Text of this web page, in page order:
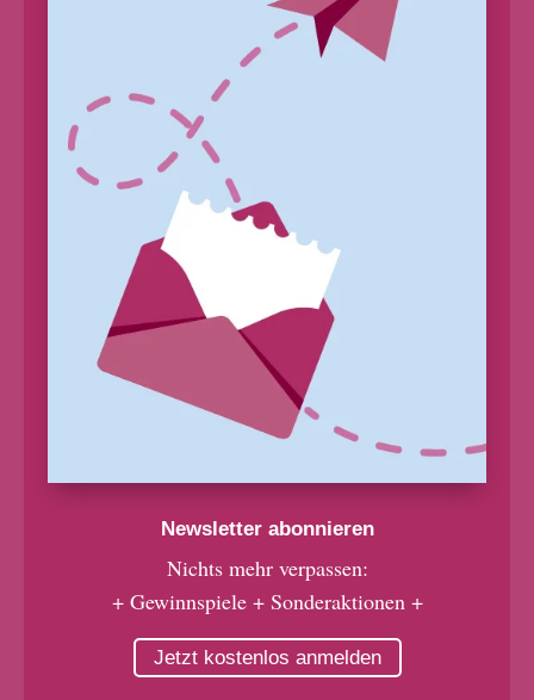
Newsletter abonnieren
Nichts mehr verpassen:
+ Gewinnspiele + Sonderaktionen +
Jetzt kostenlos anmelden